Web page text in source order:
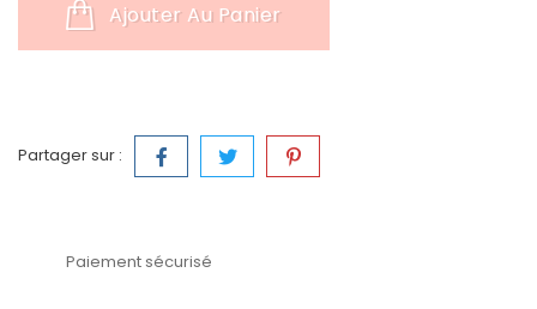
Ajouter Au Panier
Partager sur :
Paiement sécurisé